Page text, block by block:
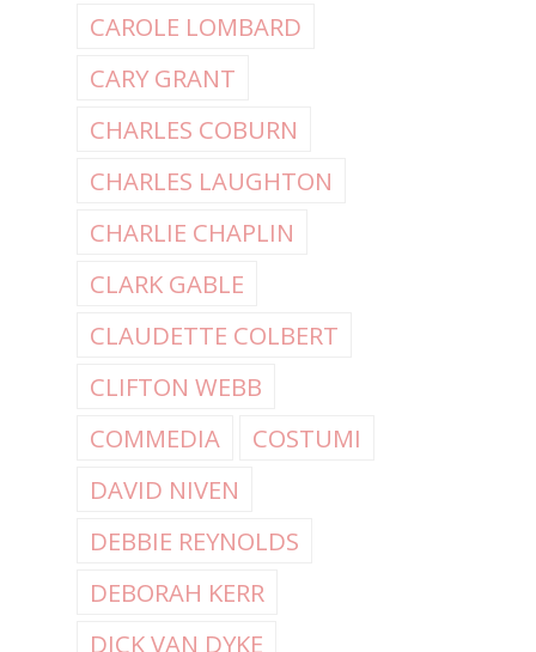
CAROLE LOMBARD
CARY GRANT
CHARLES COBURN
CHARLES LAUGHTON
CHARLIE CHAPLIN
CLARK GABLE
CLAUDETTE COLBERT
CLIFTON WEBB
COMMEDIA
COSTUMI
DAVID NIVEN
DEBBIE REYNOLDS
DEBORAH KERR
DICK VAN DYKE